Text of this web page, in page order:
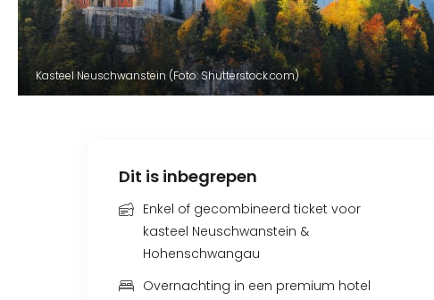
Kasteel Neuschwanstein (Foto: Shutterstock.com)
Dit is inbegrepen
Enkel of gecombineerd ticket voor
kasteel Neuschwanstein &
Hohenschwangau
Overnachting in een premium hotel